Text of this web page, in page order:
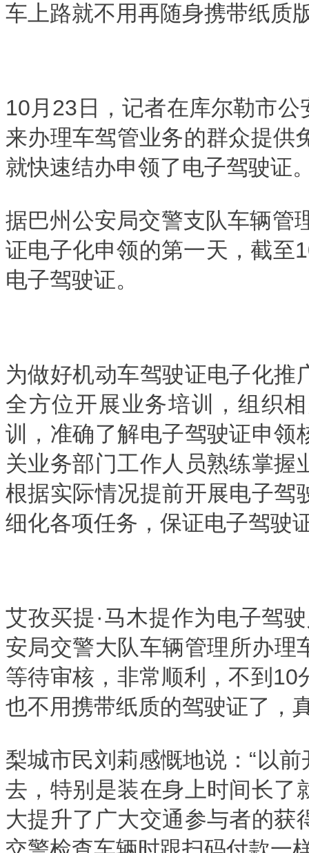
车上路就不用再随身携带纸质
10月23日，记者在库尔勒市
来办理车驾管业务的群众提供
就快速结办申领了电子驾驶证
据巴州公安局交警支队车辆管
证电子化申领的第一天，截至
电子驾驶证。
为做好机动车驾驶证电子化推
全方位开展业务培训，组织
训，准确了解电子驾驶证申领
关业务部门工作人员熟练掌握
根据实际情况提前开展电子驾
细化各项任务，保证电子驾驶
艾孜买提·马木提作为电子驾
安局交警大队车辆管理所办理
等待审核，非常顺利，不到
也不用携带纸质的驾驶证了，
梨城市民刘莉感慨地说：“以
去，特别是装在身上时间长了
大提升了广大交通参与者的获